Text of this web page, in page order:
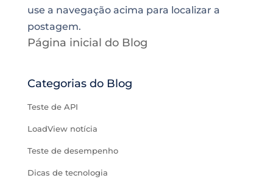
use a navegação acima para localizar a
postagem.
Página inicial do Blog
Categorias do Blog
Teste de API
LoadView notícia
Teste de desempenho
Dicas de tecnologia